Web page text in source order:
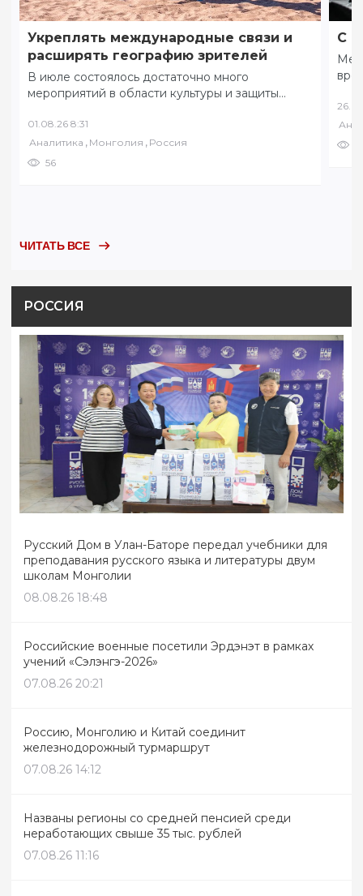
Укреплять международные связи и
расширять географию зрителей
В июле состоялось достаточно много
мероприятий в области культуры и защиты
уголках Забайкалья…
01.08.26 8:31
Аналитика , Монголия , Россия
56
С
ЧИТАТЬ ВСЕ
РОССИЯ
Русский Дом в Улан-Баторе передал учебники для
преподавания русского языка и литературы двум
школам Монголии
08.08.26 18:48
Российские военные посетили Эрдэнэт в рамках
учений «Сэлэнгэ-2026»
07.08.26 20:21
Россию, Монголию и Китай соединит
железнодорожный турмаршрут
07.08.26 14:12
Названы регионы со средней пенсией среди
неработающих свыше 35 тыс. рублей
07.08.26 11:16